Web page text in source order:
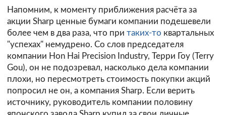
Напомним, к моменту приближения расчёта за
акции Sharp ценные бумаги компании подешевели
более чем в два раза, что при таких-то квартальных
"успехах" немудрено. Со слов председателя
компании Hon Hai Precision Industry, Терри Гоу (Terry
Gou), он не подозревал, насколько дела компании
плохи, но пересмотреть стоимость покупки акций
попросил не он, а компания Sharp. Если верить
источнику, руководитель компании половину